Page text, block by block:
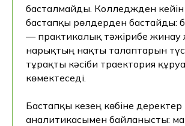
басталмайды. Колледжден
бастапқы рөлдерден бастайды:
— практикалық тәжірибе жинау
нарықтың нақты талаптарын
тұрақты кәсіби траектория құруға
көмектеседі.
Бастапқы кезең көбіне деректер
аналитикасымен байланысты: